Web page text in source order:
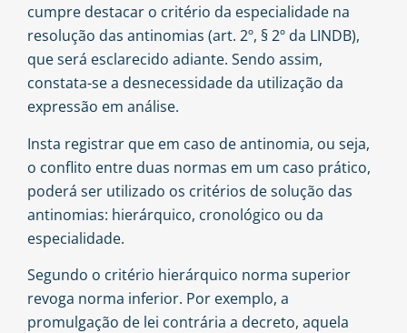
cumpre destacar o critério da especialidade na
resolução das antinomias (art. 2º, § 2º da LINDB),
que será esclarecido adiante. Sendo assim,
constata-se a desnecessidade da utilização da
expressão em análise.
Insta registrar que em caso de antinomia, ou seja,
o conflito entre duas normas em um caso prático,
poderá ser utilizado os critérios de solução das
antinomias: hierárquico, cronológico ou da
especialidade.
Segundo o critério hierárquico norma superior
revoga norma inferior. Por exemplo, a
promulgação de lei contrária a decreto, aquela